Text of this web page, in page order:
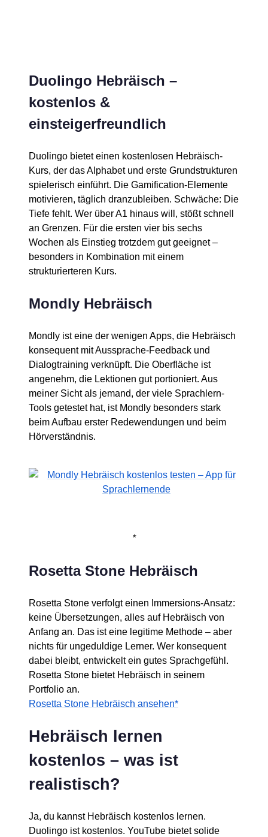
Duolingo Hebräisch –
kostenlos &
einsteigerfreundlich
Duolingo bietet einen kostenlosen Hebräisch-
Kurs, der das Alphabet und erste Grundstrukturen
spielerisch einführt. Die Gamification-Elemente
motivieren, täglich dranzubleiben. Schwäche: Die
Tiefe fehlt. Wer über A1 hinaus will, stößt schnell
an Grenzen. Für die ersten vier bis sechs
Wochen als Einstieg trotzdem gut geeignet –
besonders in Kombination mit einem
strukturierteren Kurs.
Mondly Hebräisch
Mondly ist eine der wenigen Apps, die Hebräisch
konsequent mit Aussprache-Feedback und
Dialogtraining verknüpft. Die Oberfläche ist
angenehm, die Lektionen gut portioniert. Aus
meiner Sicht als jemand, der viele Sprachlern-
Tools getestet hat, ist Mondly besonders stark
beim Aufbau erster Redewendungen und beim
Hörverständnis.
*
Rosetta Stone Hebräisch
Rosetta Stone verfolgt einen Immersions-Ansatz:
keine Übersetzungen, alles auf Hebräisch von
Anfang an. Das ist eine legitime Methode – aber
nichts für ungeduldige Lerner. Wer konsequent
dabei bleibt, entwickelt ein gutes Sprachgefühl.
Rosetta Stone bietet Hebräisch in seinem
Portfolio an.
Rosetta Stone Hebräisch ansehen*
Hebräisch lernen
kostenlos – was ist
realistisch?
Ja, du kannst Hebräisch kostenlos lernen.
Duolingo ist kostenlos. YouTube bietet solide